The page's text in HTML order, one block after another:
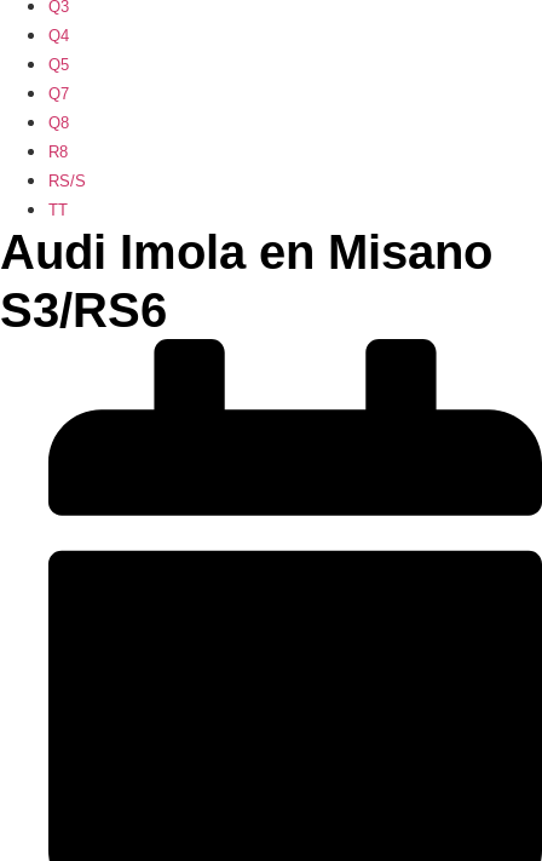
Q3
Q4
Q5
Q7
Q8
R8
RS/S
TT
Audi Imola en Misano
S3/RS6